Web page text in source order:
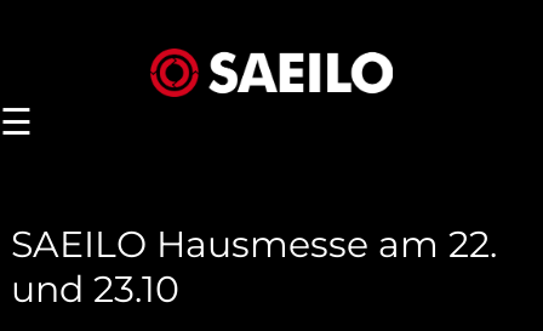
☰
SAEILO Hausmesse am 22.
und 23.10